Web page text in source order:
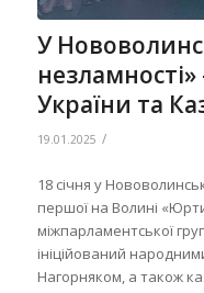
У
України та
19.01.2025 /
18 січня у
першої на Волині
міжпарламентської
ініційований
Нагорняком, а також